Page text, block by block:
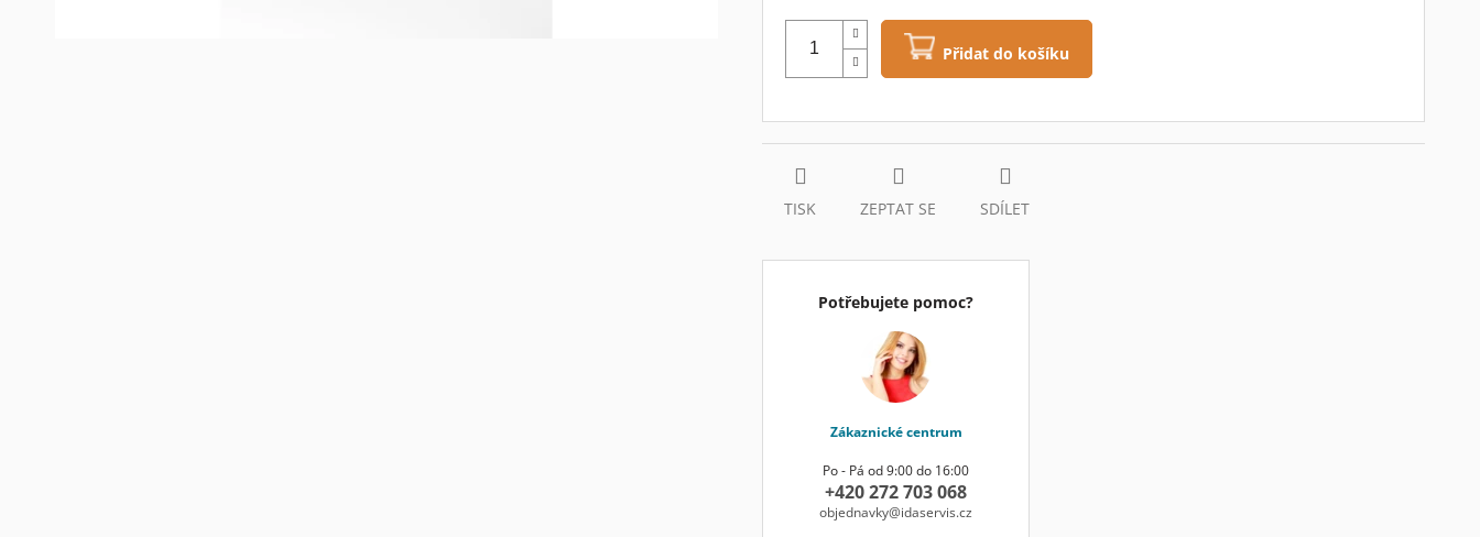
Přidat do košíku
TISK ZEPTAT SE SDÍLET
Potřebujete pomoc?
Zákaznické centrum
Po - Pá od 9:00 do 16:00
+420 272 703 068
objednavky@idaservis.cz